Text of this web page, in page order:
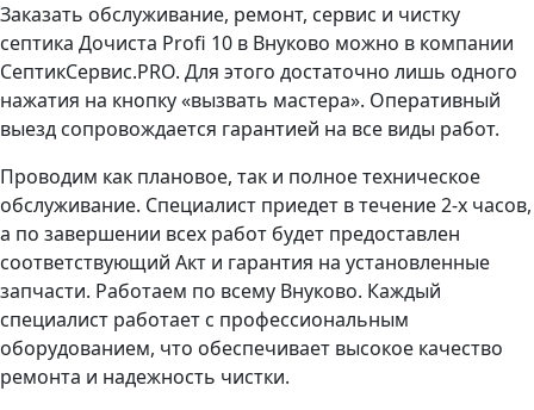
Заказать обслуживание, ремонт, сервис и чистку
септика Дочиста Profi 10 в Внуково можно в компании
СептикСервис.PRO. Для этого достаточно лишь одного
нажатия на кнопку «вызвать мастера». Оперативный
выезд сопровождается гарантией на все виды работ.
Проводим как плановое, так и полное техническое
обслуживание. Специалист приедет в течение 2-х часов,
а по завершении всех работ будет предоставлен
соответствующий Акт и гарантия на установленные
запчасти. Работаем по всему Внуково. Каждый
специалист работает с профессиональным
оборудованием, что обеспечивает высокое качество
ремонта и надежность чистки.